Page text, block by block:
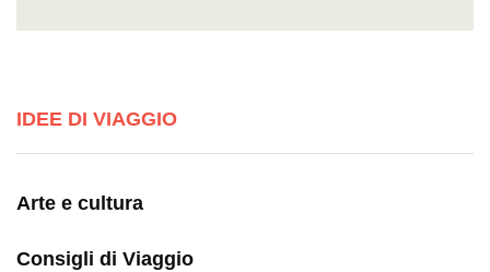
IDEE DI VIAGGIO
Arte e cultura
Consigli di Viaggio